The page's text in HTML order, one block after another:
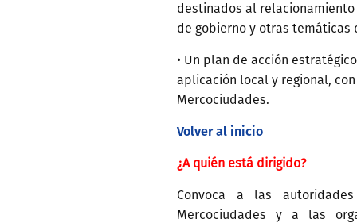
destinados al
de gobierno y otras
• Un plan de acción
aplicación local y regional,
Mercociudades.
Volver al inicio
¿A quién está dirigido?
Convoca a las
Mercociudades y a las